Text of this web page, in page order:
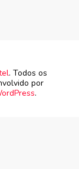
. Todos os
por
.